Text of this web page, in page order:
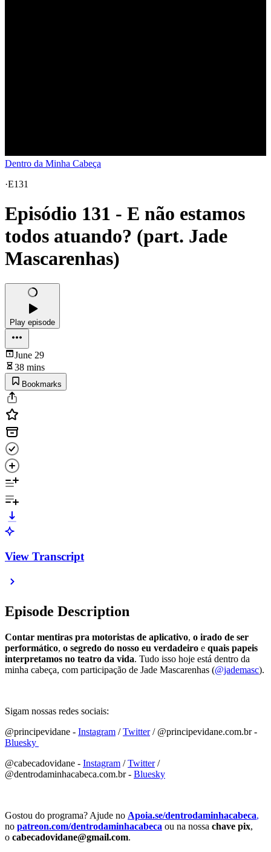
Dentro da Minha Cabeça
·E131
Episódio 131 - E não estamos
todos atuando? (part. Jade
Mascarenhas)
Play episode
June 29
38 mins
Bookmarks
View Transcript
Episode Description
Contar mentiras pra motoristas de aplicativo, o irado de ser
performático, o segredo do nosso eu verdadeiro e quais papeis
interpretamos no teatro da vida. Tudo isso hoje está dentro da
minha cabeça, com participação de Jade Mascarenhas (@jademasc).
Sigam nossas redes sociais:
@principevidane - ⁠⁠⁠⁠⁠⁠⁠⁠⁠⁠⁠⁠⁠⁠⁠⁠⁠⁠⁠⁠⁠⁠⁠⁠⁠⁠⁠⁠⁠⁠⁠⁠⁠⁠⁠⁠⁠⁠⁠⁠⁠⁠⁠⁠⁠⁠⁠⁠⁠⁠⁠⁠⁠⁠⁠⁠Instagram⁠⁠⁠⁠⁠⁠⁠⁠⁠⁠⁠⁠⁠⁠⁠⁠⁠⁠⁠⁠⁠⁠⁠⁠⁠⁠⁠⁠⁠⁠⁠⁠⁠⁠⁠⁠⁠⁠⁠⁠⁠⁠⁠⁠⁠⁠⁠⁠⁠⁠⁠⁠⁠⁠⁠⁠ /⁠⁠⁠⁠⁠⁠⁠⁠⁠⁠⁠⁠⁠⁠⁠⁠⁠⁠⁠⁠⁠⁠⁠⁠⁠⁠⁠⁠⁠⁠⁠⁠⁠⁠⁠⁠⁠⁠⁠⁠⁠⁠⁠⁠⁠⁠⁠⁠⁠⁠⁠⁠⁠⁠⁠⁠Twitter⁠⁠⁠⁠⁠⁠⁠⁠⁠⁠⁠⁠⁠⁠⁠⁠⁠⁠⁠⁠⁠⁠⁠⁠⁠⁠⁠⁠⁠⁠⁠⁠⁠⁠⁠⁠⁠⁠⁠⁠⁠⁠⁠⁠⁠⁠⁠⁠⁠⁠⁠⁠⁠⁠⁠⁠/ @principevidane.com.br -
⁠⁠⁠⁠⁠⁠⁠⁠⁠⁠⁠⁠⁠⁠⁠⁠⁠⁠⁠⁠⁠⁠⁠⁠⁠⁠⁠⁠⁠⁠⁠⁠⁠⁠⁠⁠⁠⁠⁠⁠⁠⁠⁠⁠⁠⁠⁠⁠⁠⁠⁠⁠⁠⁠⁠⁠Bluesky ⁠⁠⁠⁠⁠⁠⁠⁠⁠⁠⁠⁠⁠⁠⁠⁠⁠⁠⁠⁠⁠⁠⁠⁠⁠⁠⁠⁠⁠⁠⁠⁠⁠⁠⁠⁠⁠⁠⁠⁠⁠⁠⁠⁠⁠⁠⁠⁠⁠⁠⁠⁠⁠⁠⁠
@cabecadovidane - ⁠⁠⁠⁠⁠⁠⁠⁠⁠⁠⁠⁠⁠⁠⁠⁠⁠⁠⁠⁠⁠⁠⁠⁠⁠⁠⁠⁠⁠⁠⁠⁠⁠⁠⁠⁠⁠⁠⁠⁠⁠⁠⁠⁠⁠⁠⁠⁠⁠⁠⁠⁠⁠⁠⁠⁠Instagram⁠⁠⁠⁠⁠⁠⁠⁠⁠⁠⁠⁠⁠⁠⁠⁠⁠⁠⁠⁠⁠⁠⁠⁠⁠⁠⁠⁠⁠⁠⁠⁠⁠⁠⁠⁠⁠⁠⁠⁠⁠⁠⁠⁠⁠⁠⁠⁠⁠⁠⁠⁠⁠⁠⁠⁠ /⁠⁠⁠⁠⁠⁠⁠⁠⁠⁠⁠⁠⁠⁠⁠⁠⁠⁠⁠⁠⁠⁠⁠⁠⁠⁠⁠⁠⁠⁠⁠⁠⁠⁠⁠⁠⁠⁠⁠⁠⁠⁠⁠⁠⁠⁠⁠⁠⁠⁠⁠⁠⁠⁠⁠⁠Twitter⁠⁠⁠⁠⁠⁠⁠⁠⁠⁠⁠⁠⁠⁠⁠⁠⁠⁠⁠⁠⁠⁠⁠⁠⁠⁠⁠⁠⁠⁠⁠⁠⁠⁠⁠⁠⁠⁠⁠⁠⁠⁠⁠⁠⁠⁠⁠⁠⁠⁠⁠⁠⁠⁠⁠⁠/
@dentrodaminhacabeca.com.br - ⁠⁠⁠⁠⁠⁠⁠⁠⁠⁠⁠⁠⁠⁠⁠⁠⁠⁠⁠⁠⁠⁠⁠⁠⁠⁠⁠⁠⁠⁠⁠⁠⁠⁠⁠⁠⁠⁠⁠⁠⁠⁠⁠⁠⁠⁠⁠⁠⁠⁠⁠⁠⁠⁠⁠⁠Bluesky⁠⁠⁠⁠⁠⁠⁠⁠⁠⁠⁠⁠⁠⁠⁠⁠⁠⁠⁠⁠⁠⁠⁠⁠⁠⁠⁠⁠⁠⁠⁠⁠⁠⁠⁠⁠⁠⁠⁠⁠⁠⁠⁠⁠⁠⁠⁠⁠⁠⁠⁠⁠⁠⁠⁠⁠
Gostou do programa? Ajude no ⁠⁠⁠⁠⁠⁠⁠⁠⁠⁠Apoia.se/dentrodaminhacabeca⁠⁠⁠⁠⁠⁠⁠⁠⁠⁠⁠⁠⁠⁠⁠⁠⁠⁠⁠⁠⁠⁠⁠⁠⁠⁠⁠⁠⁠⁠⁠⁠⁠⁠⁠⁠⁠⁠⁠⁠⁠⁠⁠⁠⁠⁠⁠⁠⁠⁠⁠⁠⁠⁠⁠⁠,⁠⁠⁠⁠⁠⁠⁠⁠⁠⁠⁠⁠⁠⁠⁠⁠⁠⁠⁠⁠⁠⁠⁠⁠⁠⁠⁠⁠⁠⁠⁠⁠⁠⁠⁠⁠⁠⁠⁠⁠⁠⁠⁠⁠⁠⁠⁠⁠⁠⁠⁠⁠⁠⁠⁠⁠
no patreon.com/dentrodaminhacabeca ou na nossa chave pix,
o cabecadovidane@gmail.com.